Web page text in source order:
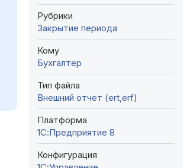
Рубрики
Закрытие периода
Кому
Бухгалтер
Тип файла
Внешний отчет (ert,erf)
Платформа
1С:Предприятие 8
Конфигурация